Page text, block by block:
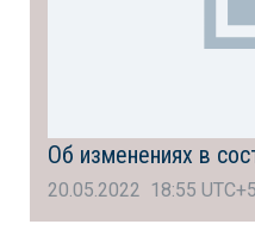
Об изменениях в
20.05.2022 18:55 UTC+5